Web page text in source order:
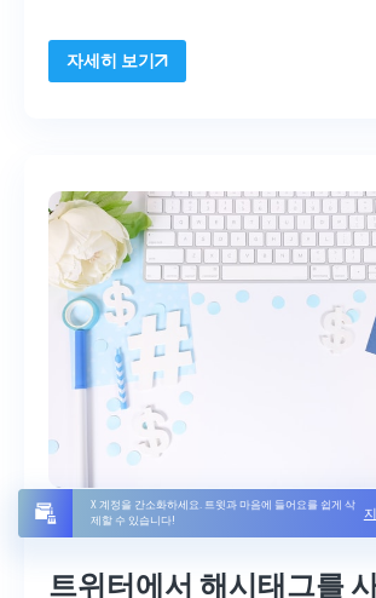
X 계정을 간소화하세요. 트윗과 마음에 들어요를 쉽게 삭
제할 수 있습니다!
자세히 보기
9월 11, 2023
트위터에서 해시태그를